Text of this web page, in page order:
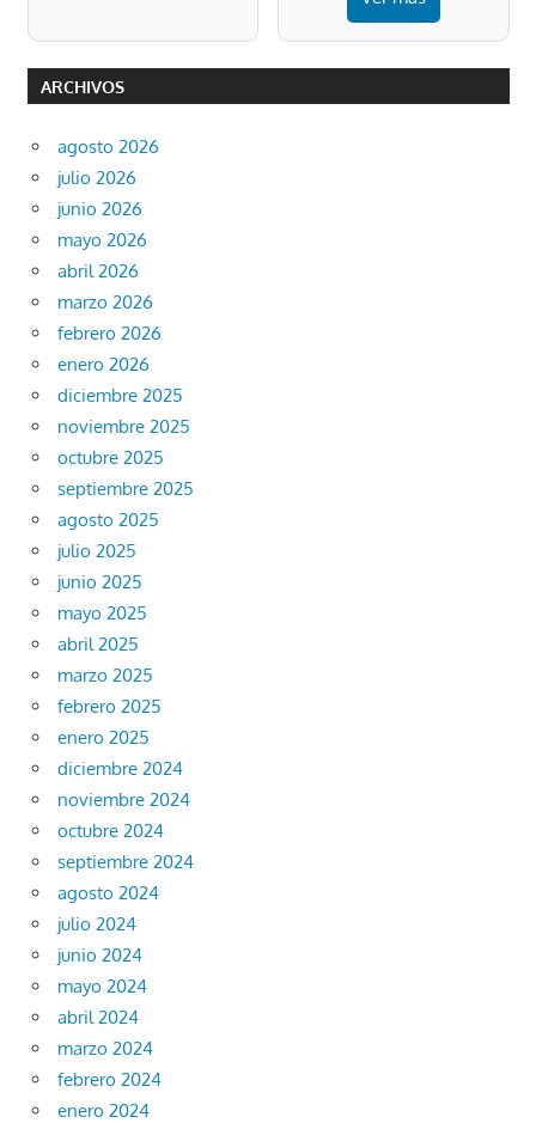
ARCHIVOS
agosto 2026
julio 2026
junio 2026
mayo 2026
abril 2026
marzo 2026
febrero 2026
enero 2026
diciembre 2025
noviembre 2025
octubre 2025
septiembre 2025
agosto 2025
julio 2025
junio 2025
mayo 2025
abril 2025
marzo 2025
febrero 2025
enero 2025
diciembre 2024
noviembre 2024
octubre 2024
septiembre 2024
agosto 2024
julio 2024
junio 2024
mayo 2024
abril 2024
marzo 2024
febrero 2024
enero 2024